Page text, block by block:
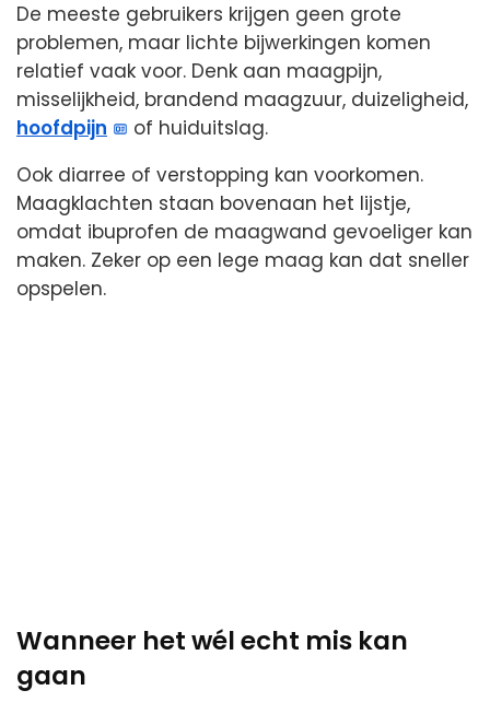
De meeste gebruikers krijgen geen grote
problemen, maar lichte bijwerkingen komen
relatief vaak voor. Denk aan maagpijn,
misselijkheid, brandend maagzuur, duizeligheid,
hoofdpijn
of huiduitslag.
Ook diarree of verstopping kan voorkomen.
Maagklachten staan bovenaan het lijstje,
omdat ibuprofen de maagwand gevoeliger kan
maken. Zeker op een lege maag kan dat sneller
opspelen.
Wanneer het wél echt mis kan
gaan